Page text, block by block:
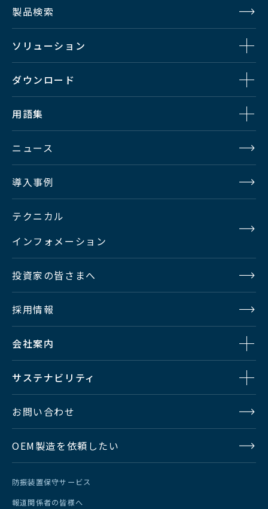
製品検索
ソリューション
ダウンロード
用語集
ニュース
導入事例
テクニカル
インフォメーション
投資家の皆さまへ
採用情報
会社案内
サステナビリティ
お問い合わせ
OEM製造を依頼したい
防振装置保守サービス
報道関係者の皆様へ